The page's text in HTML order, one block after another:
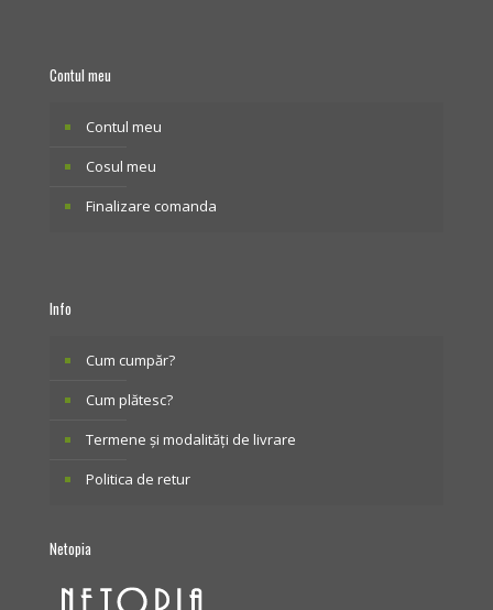
Contul meu
Contul meu
Cosul meu
Finalizare comanda
Info
Cum cumpăr?
Cum plătesc?
Termene și modalități de livrare
Politica de retur
Netopia